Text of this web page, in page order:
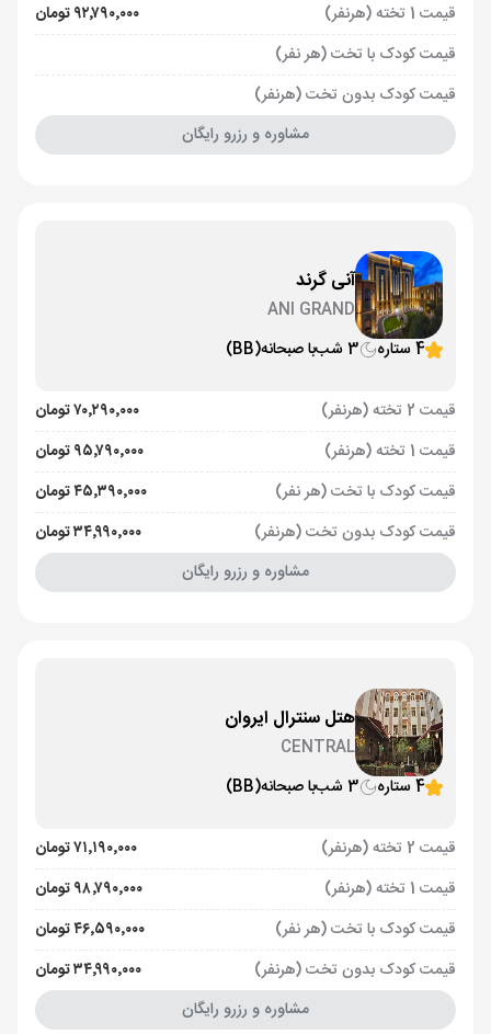
قیمت 1 تخته (هرنفر)
۹۲٬۷۹۰٬۰۰۰ تومان
قیمت کودک با تخت (هر نفر)
قیمت کودک بدون تخت (هرنفر)
مشاوره و رزرو رایگان
آنی گرند
ANI GRAND
4 ستاره
3 شب با صبحانه(BB)
قیمت 2 تخته (هرنفر)
۷۰٬۲۹۰٬۰۰۰ تومان
قیمت 1 تخته (هرنفر)
۹۵٬۷۹۰٬۰۰۰ تومان
قیمت کودک با تخت (هر نفر)
۴۵٬۳۹۰٬۰۰۰ تومان
قیمت کودک بدون تخت (هرنفر)
۳۴٬۹۹۰٬۰۰۰ تومان
مشاوره و رزرو رایگان
هتل سنترال ایروان
CENTRAL
4 ستاره
3 شب با صبحانه(BB)
قیمت 2 تخته (هرنفر)
۷۱٬۱۹۰٬۰۰۰ تومان
قیمت 1 تخته (هرنفر)
۹۸٬۷۹۰٬۰۰۰ تومان
قیمت کودک با تخت (هر نفر)
۴۶٬۵۹۰٬۰۰۰ تومان
قیمت کودک بدون تخت (هرنفر)
۳۴٬۹۹۰٬۰۰۰ تومان
مشاوره و رزرو رایگان